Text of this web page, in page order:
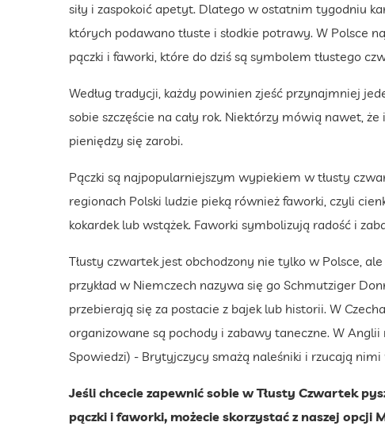
siły i zaspokoić apetyt. Dlatego w ostatnim tygodniu
których podawano tłuste i słodkie potrawy. W Polsce
pączki i faworki, które do dziś są symbolem tłustego
Według tradycji, każdy powinien zjeść przynajmniej
sobie szczęście na cały rok. Niektórzy mówią nawet,
pieniędzy się zarobi.
Pączki są najpopularniejszym wypiekiem w tłusty
regionach Polski ludzie pieką również faworki, czyli
kokardek lub wstążek. Faworki symbolizują radość i
Tłusty czwartek jest obchodzony nie tylko w Polsce,
przykład w Niemczech nazywa się go Schmutziger
przebierają się za postacie z bajek lub historii. W
organizowane są pochody i zabawy taneczne. W
Spowiedzi) - Brytyjczycy smażą naleśniki i rzucają
Jeśli chcecie zapewnić sobie w Tłusty Czwartek
pączki i faworki, możecie skorzystać z naszej opcji